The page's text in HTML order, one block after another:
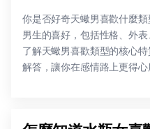
你是否好奇天蠍男喜歡什麼
男生的喜好，包括性格、外
了解天蠍男喜歡類型的核心
解答，讓你在感情路上更得心